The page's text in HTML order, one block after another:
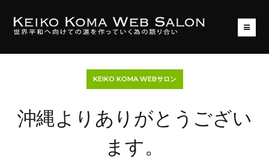
KEIKO KOMA WEBサロン
沖縄よりありがとうござい
ます。